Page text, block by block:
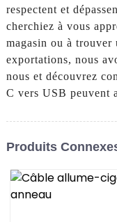
respectent et
cherchiez à vous
magasin ou à
exportations, nous
nous et découvrez
C vers USB peuvent
Produits